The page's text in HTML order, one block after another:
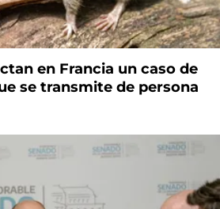
en Francia un caso de
se transmite de persona